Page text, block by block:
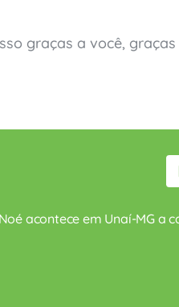
graças a você,
acontece em Unaí-MG